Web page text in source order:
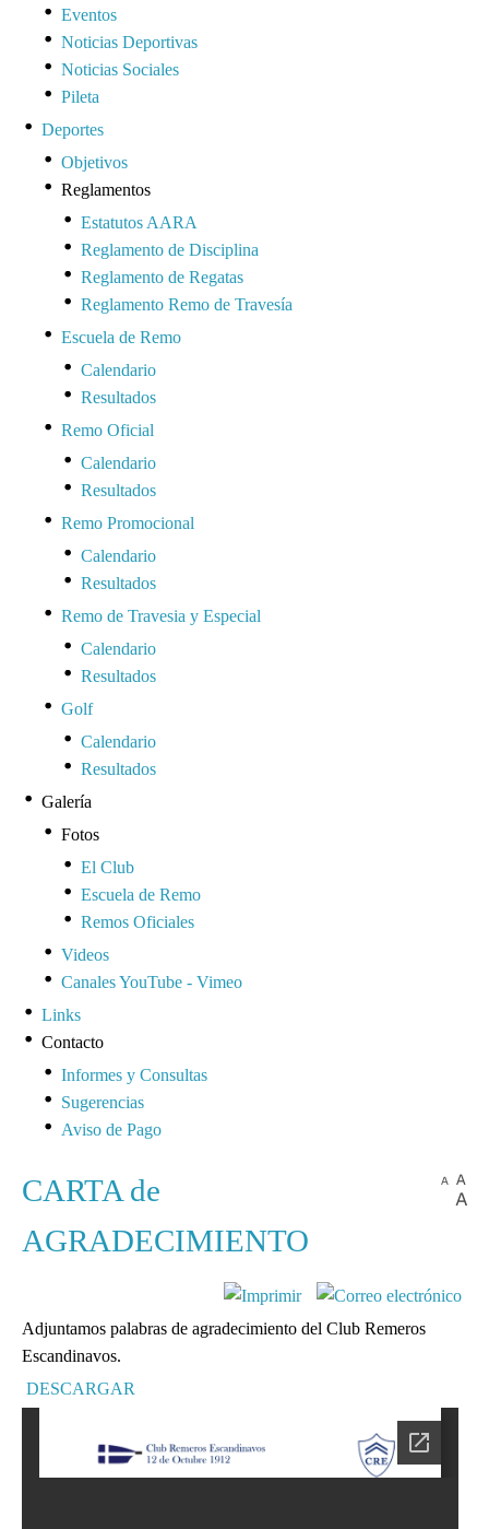
Eventos
Noticias Deportivas
Noticias Sociales
Pileta
Deportes
Objetivos
Reglamentos
Estatutos AARA
Reglamento de Disciplina
Reglamento de Regatas
Reglamento Remo de Travesía
Escuela de Remo
Calendario
Resultados
Remo Oficial
Calendario
Resultados
Remo Promocional
Calendario
Resultados
Remo de Travesia y Especial
Calendario
Resultados
Golf
Calendario
Resultados
Galería
Fotos
El Club
Escuela de Remo
Remos Oficiales
Videos
Canales YouTube - Vimeo
Links
Contacto
Informes y Consultas
Sugerencias
Aviso de Pago
CARTA de
AGRADECIMIENTO
Adjuntamos palabras de agradecimiento del Club Remeros
Escandinavos.
DESCARGAR